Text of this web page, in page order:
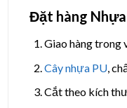
Đặt hàng Nhựa
Giao hàng trong
Cây nhựa PU,
Cắt theo kích